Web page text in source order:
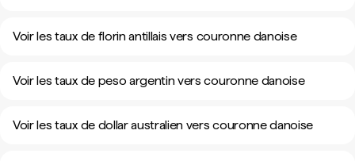
Voir les taux de florin antillais vers couronne danoise
Voir les taux de peso argentin vers couronne danoise
Voir les taux de dollar australien vers couronne danoise